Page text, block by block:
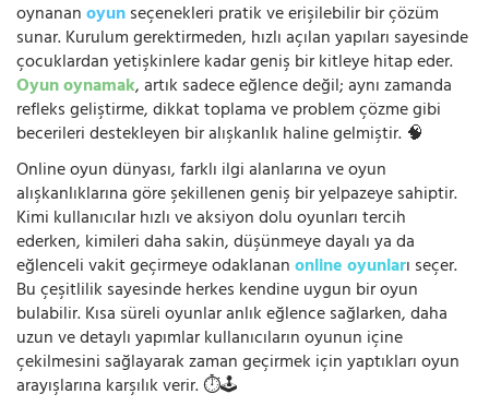
oynananoyunseçenekleri pratik ve erişilebilir bir çözüm
sunar. Kurulum gerektirmeden, hızlı açılan yapıları sayesinde
çocuklardan yetişkinlere kadar geniş bir kitleye hitap eder.
Oyun oynamak, artık sadece eğlence değil; aynı zamanda
refleks geliştirme, dikkat toplama ve problem çözme gibi
becerileri destekleyen bir alışkanlık haline gelmiştir. 🧠
Online oyun dünyası, farklı ilgi alanlarına ve oyun
alışkanlıklarına göre şekillenen geniş bir yelpazeye sahiptir.
Kimi kullanıcılar hızlı ve aksiyon dolu oyunları tercih
ederken, kimileri daha sakin, düşünmeye dayalı ya da
eğlenceli vakit geçirmeye odaklananonline oyunları seçer.
Bu çeşitlilik sayesinde herkes kendine uygun bir oyun
bulabilir. Kısa süreli oyunlar anlık eğlence sağlarken, daha
uzun ve detaylı yapımlar kullanıcıların oyunun içine
çekilmesini sağlayarak zaman geçirmek için yaptıkları oyun
arayışlarına karşılık verir. ⏱️🕹️